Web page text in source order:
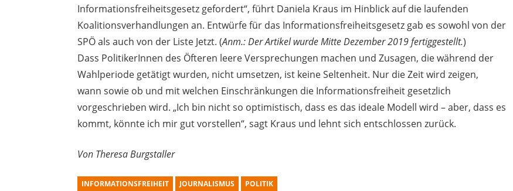
Informationsfreiheitsgesetz gefordert“, führt Daniela Kraus im Hinblick auf die laufenden
Koalitionsverhandlungen an. Entwürfe für das Informationsfreiheitsgesetz gab es sowohl von der
SPÖ als auch von der Liste Jetzt. (Anm.: Der Artikel wurde Mitte Dezember 2019 fertiggestellt.)
Dass PolitikerInnen des Öfteren leere Versprechungen machen und Zusagen, die während der
Wahlperiode getätigt wurden, nicht umsetzen, ist keine Seltenheit. Nur die Zeit wird zeigen,
wann sowie ob und mit welchen Einschränkungen die Informationsfreiheit gesetzlich
vorgeschrieben wird. „Ich bin nicht so optimistisch, dass es das ideale Modell wird – aber, dass es
kommt, könnte ich mir gut vorstellen“, sagt Kraus und lehnt sich entschlossen zurück.
Von Theresa Burgstaller
INFORMATIONSFREIHEIT JOURNALISMUS POLITIK